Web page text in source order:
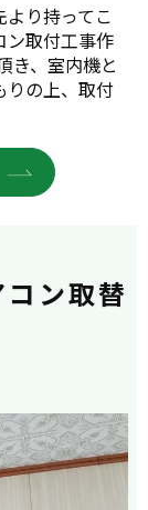
り持ってこ
ン取付工事作
き、室内機と
りの上、取付
ン取替